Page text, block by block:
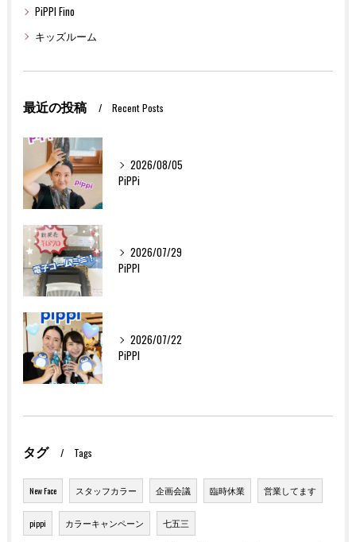
PiPPI Fino
キッズルーム
最近の投稿 Recent Posts
2026/08/05
PiPPi
2026/07/29
PiPPI
2026/07/22
PiPPI
タグ Tags
New Face スタッフカラー 企画会議 臨時休業 営業してます
pippi カラーキャンペーン 七五三